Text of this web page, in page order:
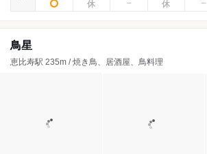
鳥星
恵比寿駅 235m / 焼き鳥、居酒屋、鳥料理